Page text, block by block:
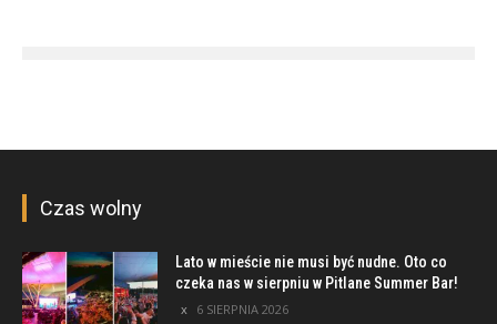
Czas wolny
Lato w mieście nie musi być nudne. Oto co
czeka nas w sierpniu w Pitlane Summer Bar!
6 SIERPNIA 2026